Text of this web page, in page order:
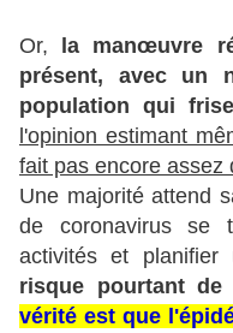
Or,
la manœuvre
présent, avec un
population qui
l'opinion estimant
fait pas encore assez
Une majorité attend
de coronavirus se
activités et planifier
risque pourtant
vérité est que